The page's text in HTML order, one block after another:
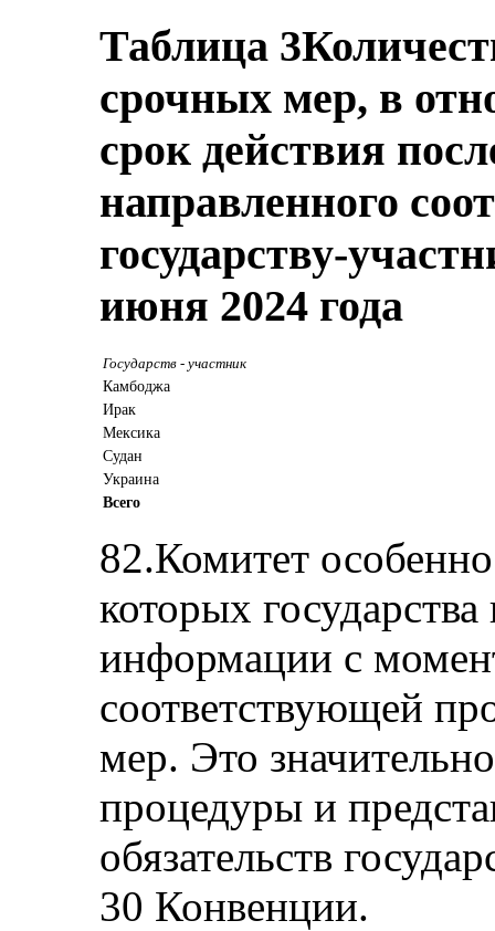
Таблица 3
срочных мер, в
срок действия
направленного
государству-
июня 2024 года
Государств - участник
Камбоджа
Ирак
Мексика
Судан
Украина
Всего
82.Комитет
которых
информации с
соответствующей
мер. Это
процедуры и
обязательств
30 Конвенции.